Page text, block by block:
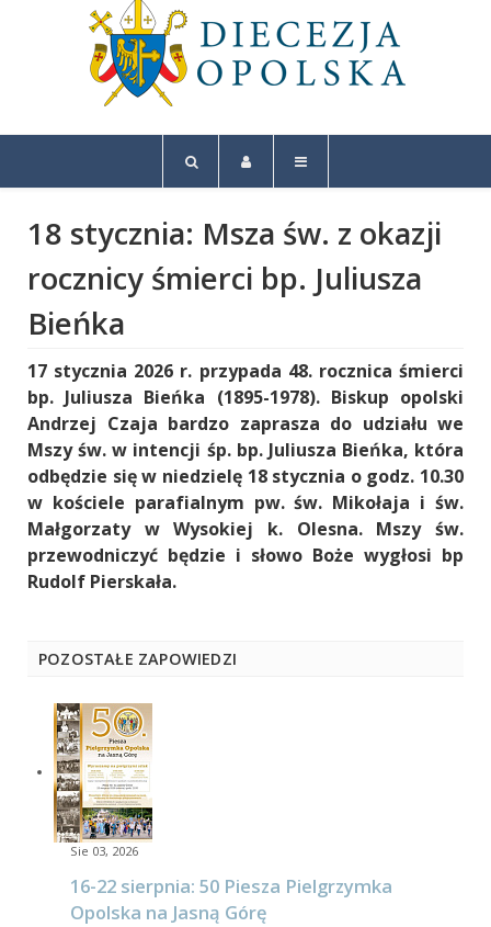
18 stycznia: Msza św. z okazji
rocznicy śmierci bp. Juliusza
Bieńka
17 stycznia 2026 r. przypada 48. rocznica śmierci
bp. Juliusza Bieńka (1895-1978). Biskup opolski
Andrzej Czaja bardzo zaprasza do udziału we
Mszy św. w intencji śp. bp. Juliusza Bieńka, która
odbędzie się w niedzielę 18 stycznia o godz. 10.30
w kościele parafialnym pw. św. Mikołaja i św.
Małgorzaty w Wysokiej k. Olesna. Mszy św.
przewodniczyć będzie i słowo Boże wygłosi bp
Rudolf Pierskała.
POZOSTAŁE ZAPOWIEDZI
Sie 03, 2026
16-22 sierpnia: 50 Piesza Pielgrzymka
Opolska na Jasną Górę